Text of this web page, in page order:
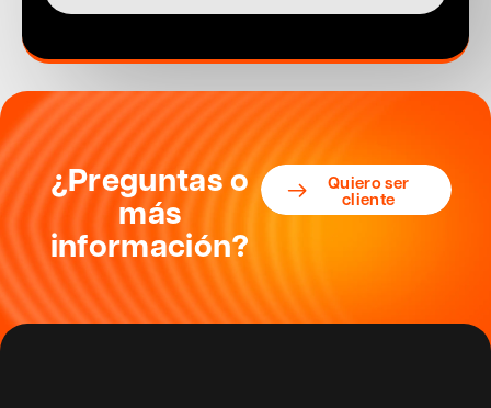
¿Preguntas o
más
información?
Quiero ser
cliente